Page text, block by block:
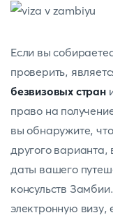
Если вы
проверить,
безвизовых стран
право на
вы обнаружите,
другого варианта,
даты вашего
консульств
электронную визу,